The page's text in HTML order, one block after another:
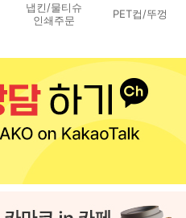
냅킨/물티슈
인쇄주문
PET컵/뚜껑